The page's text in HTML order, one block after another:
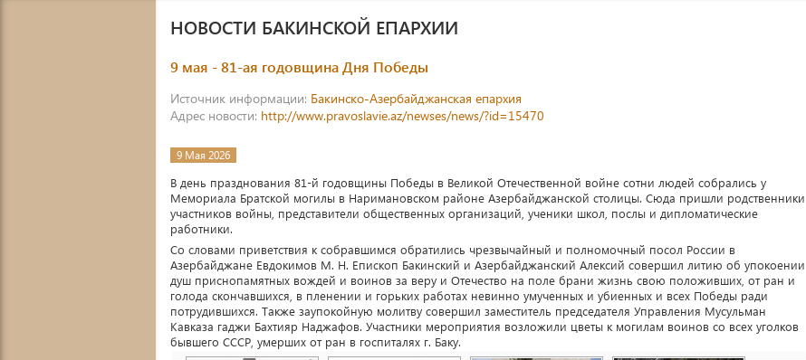
НОВОСТИ БАКИНСКОЙ ЕПАРХИИ
9 мая - 81-ая годовщина Дня Победы
Источник информации: Бакинско-Азербайджанская епархия
Адрес новости: http://www.pravoslavie.az/newses/news/?id=15470
9 Мая 2026
В день празднования 81-й годовщины Победы в Великой Отечественной войне сотни людей собрались у
Мемориала Братской могилы в Наримановском районе Азербайджанской столицы. Сюда пришли родственники
участников войны, представители общественных организаций, ученики школ, послы и дипломатические
работники.
Со словами приветствия к собравшимся обратились чрезвычайный и полномочный посол России в
Азербайджане Евдокимов М. Н. Епископ Бакинский и Азербайджанский Алексий совершил литию об упокоении
душ приснопамятных вождей и воинов за веру и Отечество на поле брани жизнь свою положивших, от ран и
голода скончавшихся, в пленении и горьких работах невинно умученных и убиенных и всех Победы ради
потрудившихся. Также заупокойную молитву совершил заместитель председателя Управления Мусульман
Кавказа гаджи Бахтияр Наджафов. Участники мероприятия возложили цветы к могилам воинов со всех уголков
бывшего СССР, умерших от ран в госпиталях г. Баку.